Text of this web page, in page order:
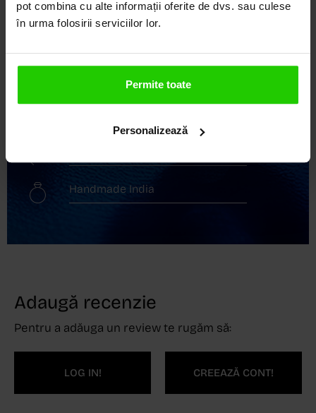
pot combina cu alte informații oferite de dvs. sau culese
în urma folosirii serviciilor lor.
Permite toate
Personalizează
Descoperă avantajele de a cumpăra!
Handmade India
Adaugă recenzie
Pentru a adăuga un review te rugăm să:
LOG IN! CREEAZĂ CONT!